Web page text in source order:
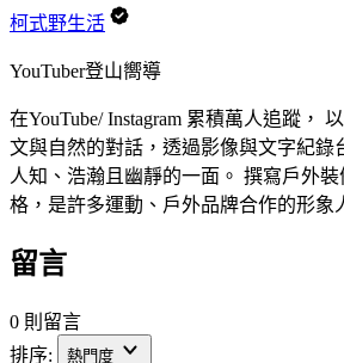
柯式野生活
YouTuber登山嚮導
在YouTube/ Instagram 累積萬人追蹤，
文與自然的對話，透過影像與文字紀錄
人知、浩瀚且幽靜的一面。 撰寫戶外
格，是許多運動、戶外品牌合作的形象
留言
0 則留言
排序:
熱門度